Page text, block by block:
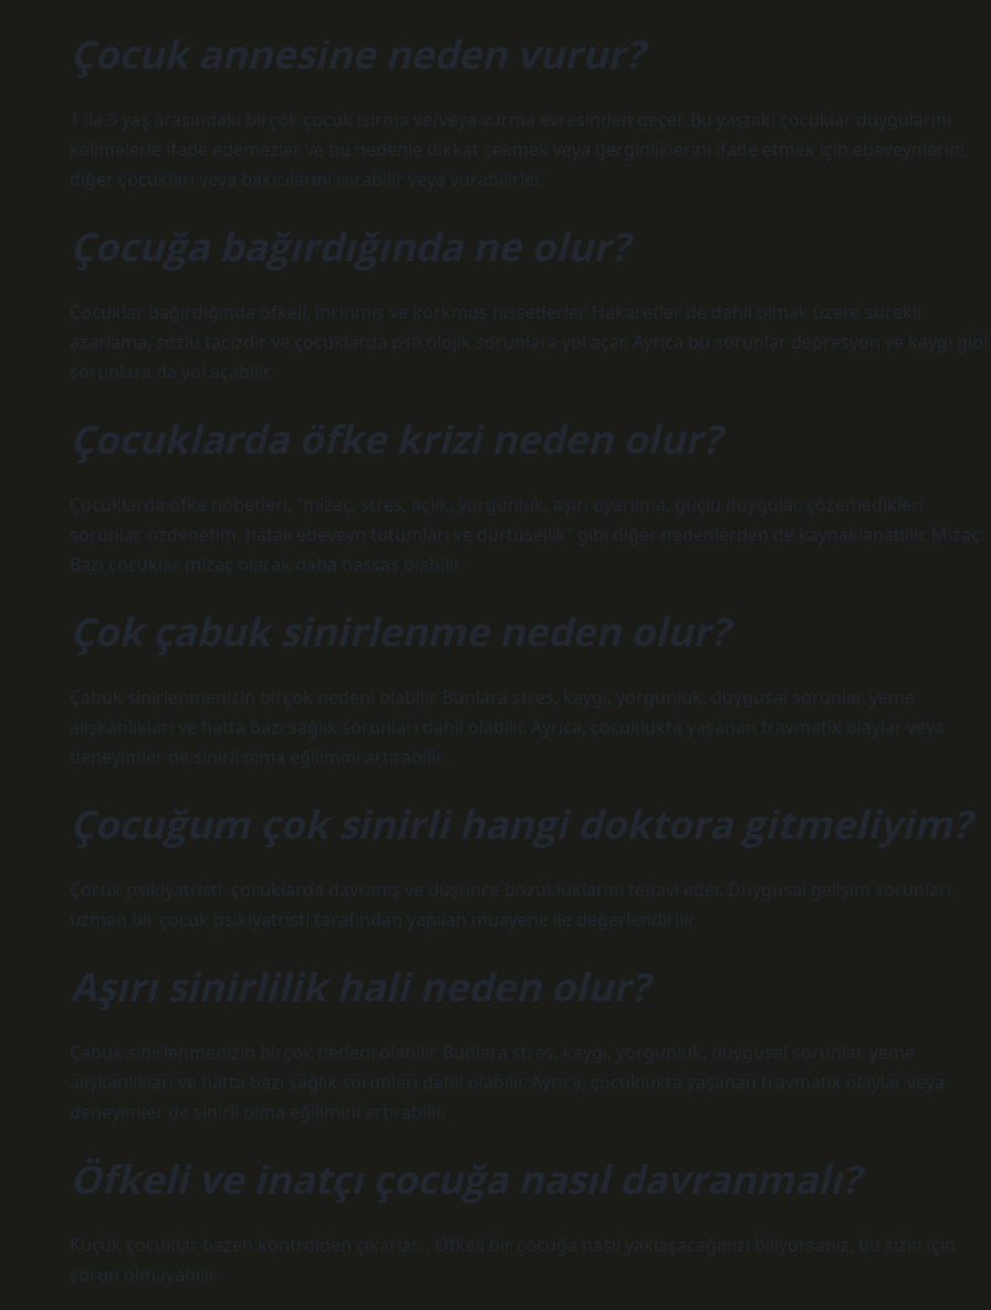
Çocuk annesine neden vurur?
1 ila 3 yaş arasındaki birçok çocuk ısırma ve/veya vurma evresinden geçer. Bu yaştaki çocuklar duygularını
kelimelerle ifade edemezler ve bu nedenle dikkat çekmek veya gerginliklerini ifade etmek için ebeveynlerini,
diğer çocukları veya bakıcılarını ısırabilir veya vurabilirler.
Çocuğa bağırdığında ne olur?
Çocuklar bağırdığında öfkeli, incinmiş ve korkmuş hissederler. Hakaretler de dahil olmak üzere sürekli
azarlama, sözlü tacizdir ve çocuklarda psikolojik sorunlara yol açar. Ayrıca bu sorunlar depresyon ve kaygı gibi
sorunlara da yol açabilir.
Çocuklarda öfke krizi neden olur?
Çocuklarda öfke nöbetleri, “mizaç, stres, açlık, yorgunluk, aşırı uyarılma, güçlü duygular, çözemedikleri
sorunlar, özdenetim, hatalı ebeveyn tutumları ve dürtüsellik” gibi diğer nedenlerden de kaynaklanabilir. Mizaç:
Bazı çocuklar mizaç olarak daha hassas olabilir.
Çok çabuk sinirlenme neden olur?
Çabuk sinirlenmenizin birçok nedeni olabilir. Bunlara stres, kaygı, yorgunluk, duygusal sorunlar, yeme
alışkanlıkları ve hatta bazı sağlık sorunları dahil olabilir. Ayrıca, çocuklukta yaşanan travmatik olaylar veya
deneyimler de sinirli olma eğilimini artırabilir.
Çocuğum çok sinirli hangi doktora gitmeliyim?
Çocuk psikiyatristi, çocuklarda davranış ve düşünce bozukluklarını tedavi eder. Duygusal gelişim sorunları,
uzman bir çocuk psikiyatristi tarafından yapılan muayene ile değerlendirilir.
Aşırı sinirlilik hali neden olur?
Çabuk sinirlenmenizin birçok nedeni olabilir. Bunlara stres, kaygı, yorgunluk, duygusal sorunlar, yeme
alışkanlıkları ve hatta bazı sağlık sorunları dahil olabilir. Ayrıca, çocuklukta yaşanan travmatik olaylar veya
deneyimler de sinirli olma eğilimini artırabilir.
Öfkeli ve inatçı çocuğa nasıl davranmalı?
Küçük çocuklar bazen kontrolden çıkarlar… Öfkeli bir çocuğa nasıl yaklaşacağınızı biliyorsanız, bu sizin için
sorun olmayabilir.